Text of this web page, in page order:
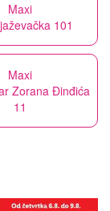
Maxi
101
Maxi
Zorana Đinđića
11